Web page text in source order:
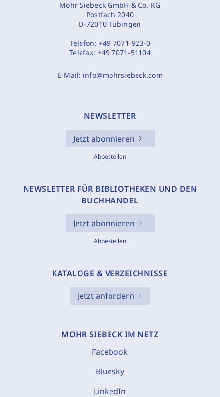
Mohr Siebeck GmbH & Co. KG
Postfach 2040
D-72010 Tübingen
Telefon: +49 7071-923-0
Telefax:+49 7071-51104
E-Mail: info@mohrsiebeck.com
NEWSLETTER
Jetzt abonnieren
Abbestellen
NEWSLETTER FÜR BIBLIOTHEKEN UND DEN
BUCHHANDEL
Jetzt abonnieren
Abbestellen
KATALOGE & VERZEICHNISSE
Jetzt anfordern
MOHR SIEBECK IM NETZ
Facebook
Bluesky
LinkedIn